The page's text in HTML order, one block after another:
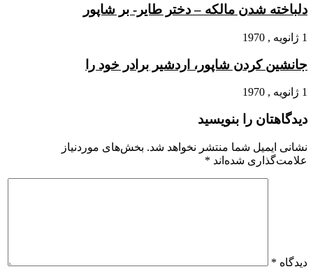
دلباخته شدن مالکه – دختر طایر- بر شاپور
1 ژانویه , 1970
جانشین کردن شاپور، اردشیر برادر خود را
1 ژانویه , 1970
دیدگاهتان را بنویسید
نشانی ایمیل شما منتشر نخواهد شد. بخش‌های موردنیاز
علامت‌گذاری شده‌اند *
دیدگاه *